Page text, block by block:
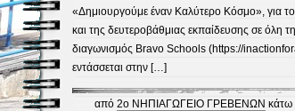
«Δημιουργούμε έναν Καλύτερο Κόσμο», για
και της δευτεροβάθμιας εκπαίδευσης σε όλη
διαγωνισμός Bravo Schools (https://
εντάσσεται στην […]
από 2ο ΝΗΠΙΑΓΩΓΕΙΟ ΓΡΕΒΕΝΩΝ κάτω